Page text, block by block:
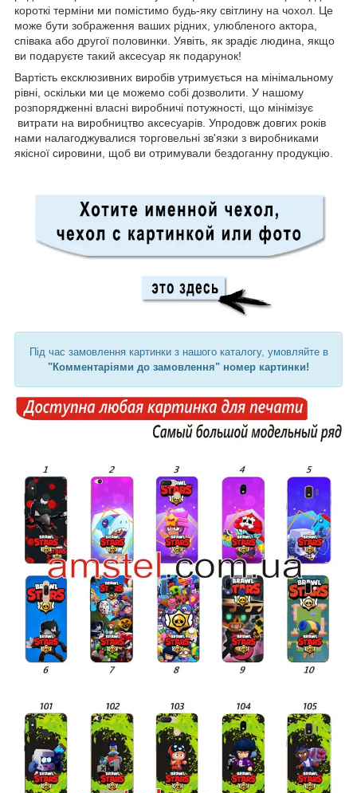
короткі терміни ми помістимо будь-яку світлину на чохол. Це
може бути зображення ваших рідних, улюбленого актора,
співака або другої половинки. Уявіть, як зрадіє людина, якщо
ви подаруєте такий аксесуар як подарунок!
Вартість ексклюзивних виробів утримується на мінімальному
рівні, оскільки ми це можемо собі дозволити. У нашому
розпорядженні власні виробничі потужності, що мінімізує
витрати на виробництво аксесуарів. Упродовж довгих років
нами налагоджувалися торговельні зв'язки з виробниками
якісної сировини, щоб ви отримували бездоганну продукцію.
Під час замовлення картинки з нашого каталогу, умовляйте в
"Комментаріями до замовлення" номер картинки!